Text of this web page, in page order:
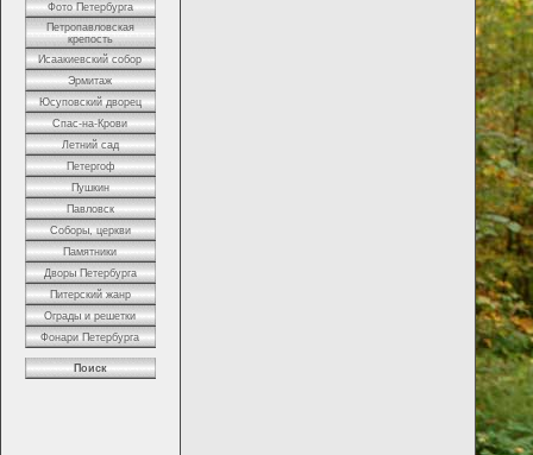
Фото Петербурга
Петропавловская
крепость
Исаакиевский собор
Эрмитаж
Юсуповский дворец
Спас-на-Крови
Летний сад
Петергоф
Пушкин
Павловск
Соборы, церкви
Памятники
Дворы Петербурга
Питерский жанр
Ограды и решетки
Фонари Петербурга
Поиск